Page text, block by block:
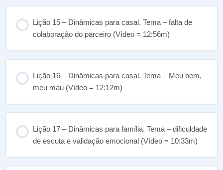
Lição 15 – Dinâmicas para casal. Tema – falta de
colaboração do parceiro (Vídeo = 12:56m)
Lição 16 – Dinâmicas para casal. Tema – Meu bem,
meu mau (Vídeo = 12:12m)
Lição 17 – Dinâmicas para família. Tema – dificuldade
de escuta e validação emocional (Vídeo = 10:33m)